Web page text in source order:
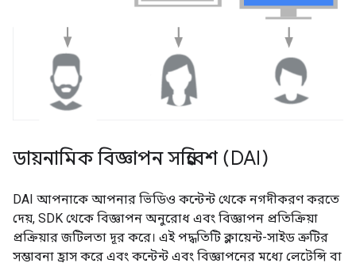
ডায়নামিক বিজ্ঞাপন সন্নিবেশ (DAI)
DAI আপনাকে আপনার ভিডিও কন্টেন্ট থেকে নগদীকরণ করতে
দেয়, SDK থেকে বিজ্ঞাপন অনুরোধ এবং বিজ্ঞাপন প্রতিক্রিয়া
প্রক্রিয়ার জটিলতা দূর করে। এই পদ্ধতিটি ক্লায়েন্ট-সাইড ত্রুটির
সম্ভাবনা হ্রাস করে এবং কন্টেন্ট এবং বিজ্ঞাপনের মধ্যে লেটেন্সি বা